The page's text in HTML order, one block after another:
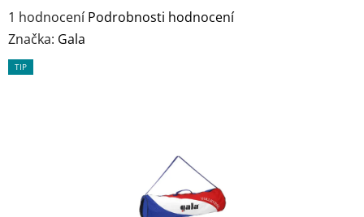
Průměrné
hodnocení
produktu
1 hodnocení Podrobnosti hodnocení
Značka: Gala
TIP